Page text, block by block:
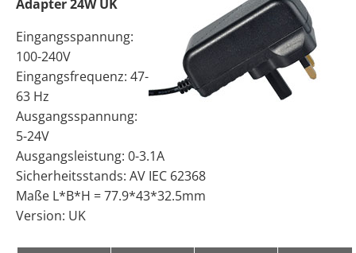
Adapter 24W UK
Eingangsspannung:
100-240V
Eingangsfrequenz: 47-
63 Hz
Ausgangsspannung:
5-24V
Ausgangsleistung: 0-3.1A
Sicherheitsstands: AV IEC 62368
Maße L*B*H = 77.9*43*32.5mm
Version: UK